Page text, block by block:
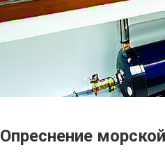
Опреснение